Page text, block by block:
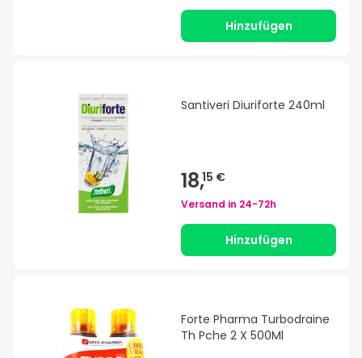
Hinzufügen
Santiveri Diuriforte 240ml
18,15 €
Versand in 24-72h
Hinzufügen
Forte Pharma Turbodraine
Th Pche 2 X 500Ml